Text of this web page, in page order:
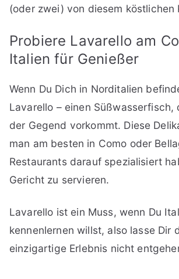
(oder zwei) von diesem köstlichen
Probiere Lavarello am
Italien für Genießer
Wenn Du Dich in Norditalien
Lavarello – einen Süßwasserfisch,
der Gegend vorkommt. Diese
man am besten in Como oder
Restaurants darauf spezialisiert
Gericht zu servieren.
Lavarello ist ein Muss, wenn Du
kennenlernen willst, also lasse Dir
einzigartige Erlebnis nicht